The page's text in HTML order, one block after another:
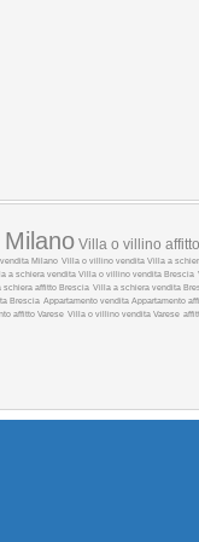
Villa o villino
Milano Villa o villino vendita Villa a
a schiera vendita Villa o villino vendita Brescia
schiera affitto Brescia Villa a schiera vendita
Brescia Appartamento vendita Appartamento
affitto Varese Villa o villino vendita Varese